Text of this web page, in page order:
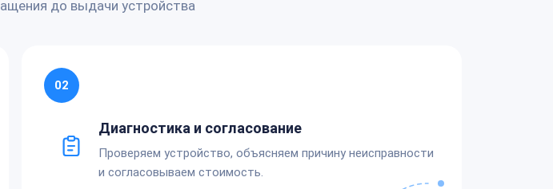
до выдачи устройства
02
Диагностика и согласование
Проверяем устройство, объясняем причину неисправности
и согласовываем стоимость.